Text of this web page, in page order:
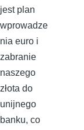
jest plan
wprowadze
nia euro i
zabranie
naszego
złota do
unijnego
banku, co